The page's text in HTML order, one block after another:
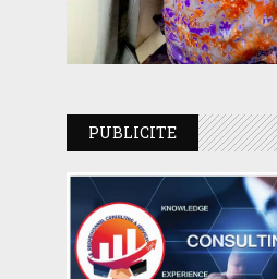
PUBLICITE